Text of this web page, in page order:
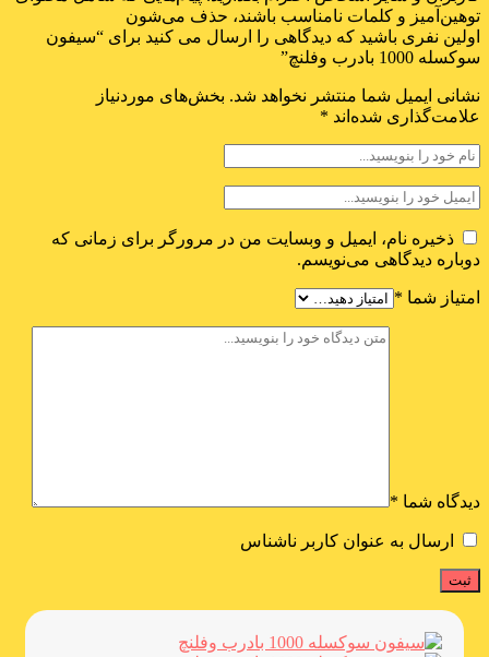
توهین‌آمیز و کلمات نامناسب باشند، حذف می‌شون
اولین نفری باشید که دیدگاهی را ارسال می کنید برای “سیفون
سوکسله 1000 بادرب وفلنچ”
نشانی ایمیل شما منتشر نخواهد شد. بخش‌های موردنیاز
علامت‌گذاری شده‌اند *
ذخیره نام، ایمیل و وبسایت من در مرورگر برای زمانی که
دوباره دیدگاهی می‌نویسم.
امتیاز شما *
دیدگاه شما *
ارسال به عنوان کاربر ناشناس